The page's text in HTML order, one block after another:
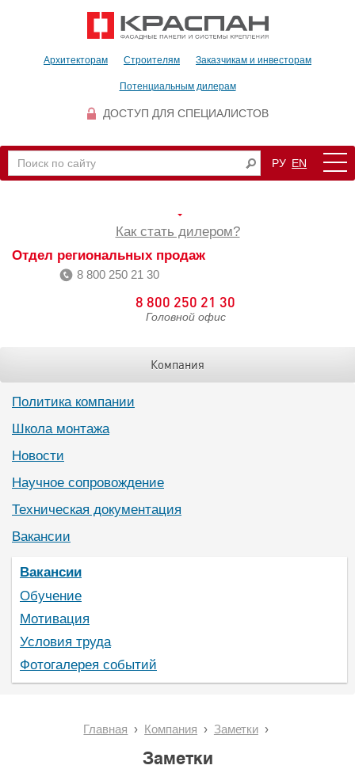
Архитекторам Строителям Заказчикам и инвесторам
Потенциальным дилерам
ДОСТУП ДЛЯ СПЕЦИАЛИСТОВ
РУ EN
Как стать дилером?
Отдел региональных продаж
8 800 250 21 30
8 800 250 21 30
Головной офис
Компания
Политика компании
Школа монтажа
Новости
Научное сопровождение
Техническая документация
Вакансии
Вакансии
Обучение
Мотивация
Условия труда
Фотогалерея событий
Главная Компания Заметки
Заметки